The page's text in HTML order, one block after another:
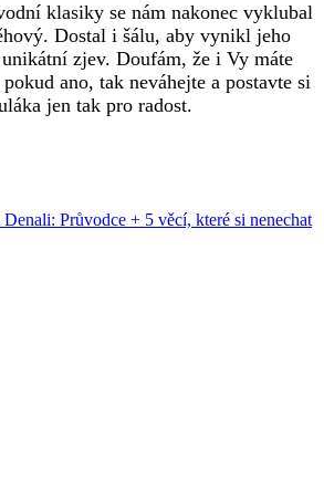
klasiky se nám nakonec vyklubal
Dostal i šálu, aby vynikl jeho
zjev. Doufám, že i Vy máte
ano, tak neváhejte a postavte si
jen tak pro radost.
Průvodce + 5 věcí, které si nenechat